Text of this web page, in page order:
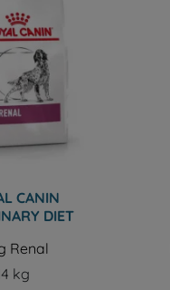
CANIN
DIET
Renal
kg